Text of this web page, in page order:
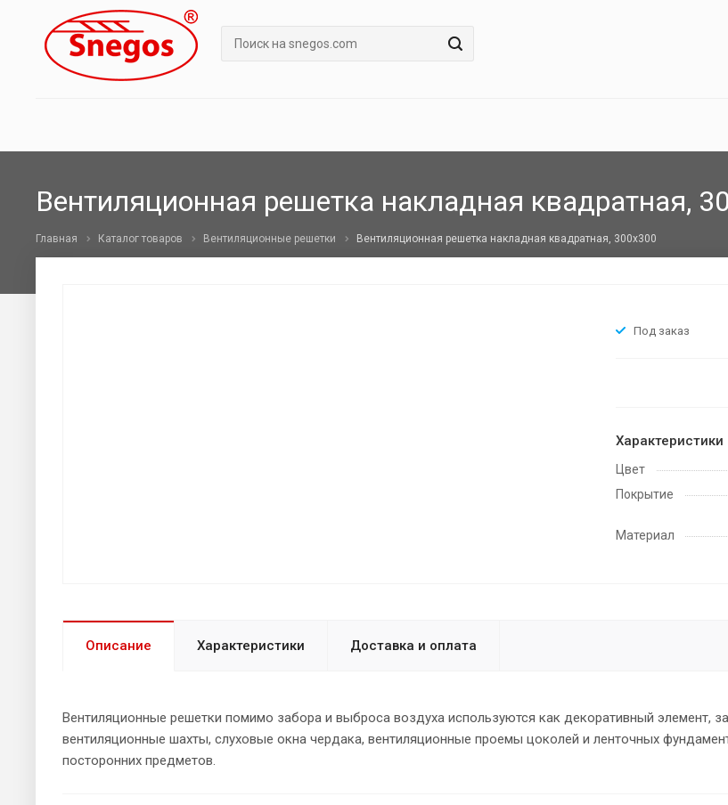
Вентиляционная решетка накладная квадратная,
Главная Каталог товаров Вентиляционные решетки Вентиляционная решетка накладная квадратная, 300х300
Под заказ
Характеристики
Цвет
Покрытие
Материал
Описание Характеристики Доставка и оплата
Вентиляционные решетки помимо забора и выброса воздуха используются как декоративный элемент,
вентиляционные шахты, слуховые окна чердака, вентиляционные проемы цоколей и ленточных
посторонних предметов.